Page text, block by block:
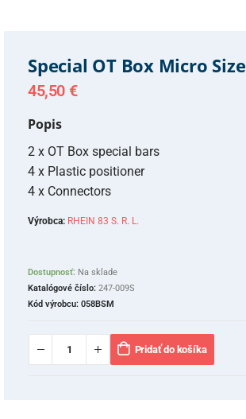
Special OT Box Micro Size
45,50 €
Popis
2 x OT Box special bars
4 x Plastic positioner
4 x Connectors
Výrobca: RHEIN 83 S. R. L.
Dostupnosť: Na sklade
Katalógové číslo: 247-009S
Kód výrobcu: 058BSM
Pridať do košíka